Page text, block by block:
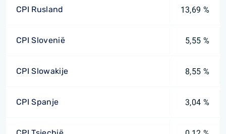
CPI Rusland 13,69 %
CPI Slovenië 5,55 %
CPI Slowakije 8,55 %
CPI Spanje 3,04 %